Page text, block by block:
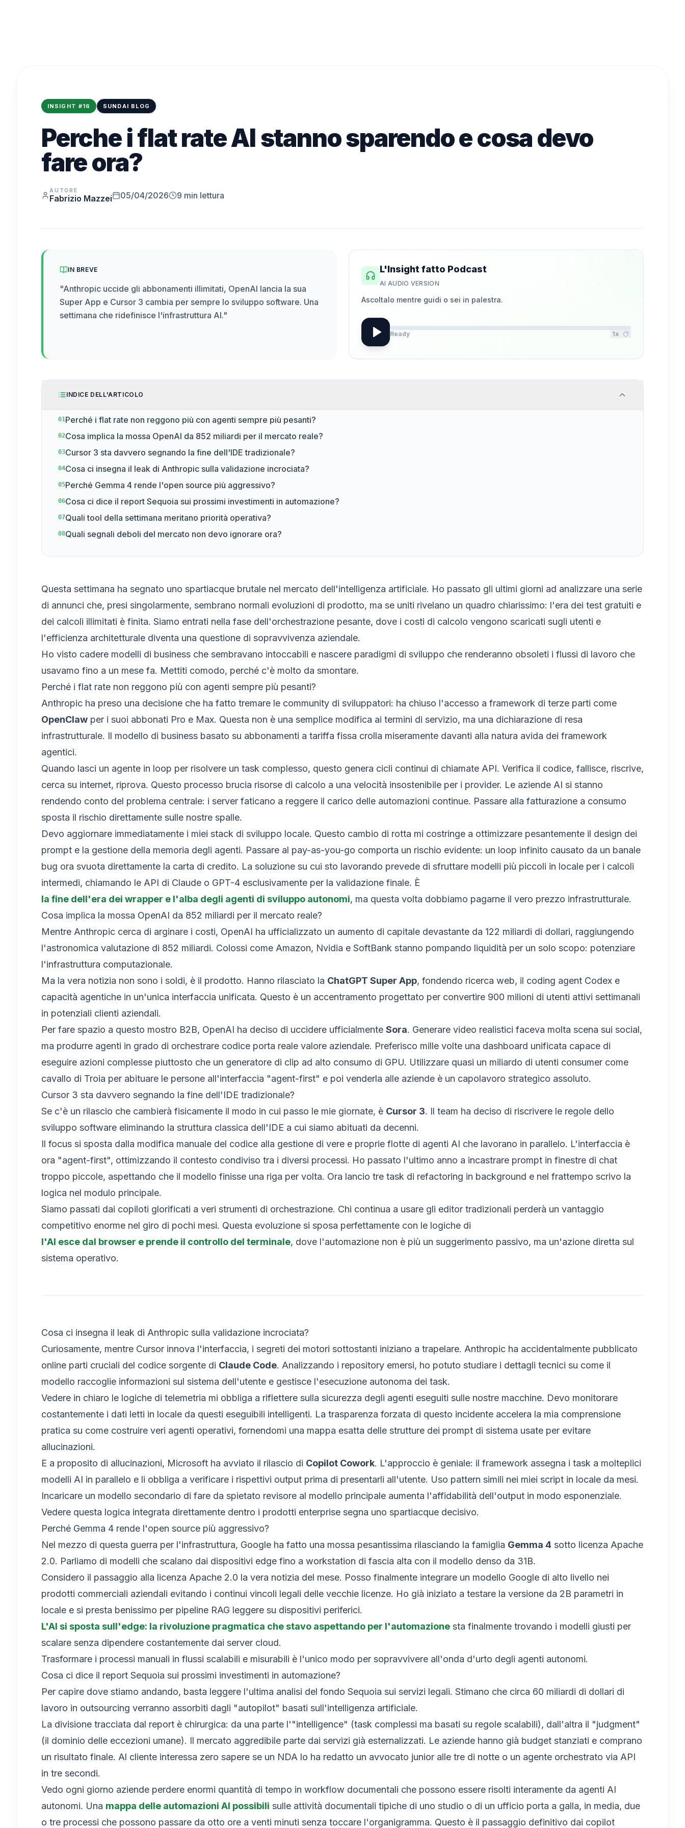
INSIGHT #16 SUNDAI BLOG
Perche i flat rate AI stanno sparendo e cosa devo
fare ora?
AUTORE
Fabrizio Mazzei 05/04/2026 9 min lettura
IN BREVE
"Anthropic uccide gli abbonamenti illimitati, OpenAI lancia la sua
Super App e Cursor 3 cambia per sempre lo sviluppo software. Una
settimana che ridefinisce l'infrastruttura AI."
L'Insight fatto Podcast
AI AUDIO VERSION
Ascoltalo mentre guidi o sei in palestra.
Ready 1x
INDICE DELL'ARTICOLO
01Perché i flat rate non reggono più con agenti sempre più pesanti?
02Cosa implica la mossa OpenAI da 852 miliardi per il mercato reale?
03Cursor 3 sta davvero segnando la fine dell'IDE tradizionale?
04Cosa ci insegna il leak di Anthropic sulla validazione incrociata?
05Perché Gemma 4 rende l'open source più aggressivo?
06Cosa ci dice il report Sequoia sui prossimi investimenti in automazione?
07Quali tool della settimana meritano priorità operativa?
08Quali segnali deboli del mercato non devo ignorare ora?
Questa settimana ha segnato uno spartiacque brutale nel mercato dell'intelligenza artificiale. Ho passato gli ultimi giorni ad analizzare una serie
di annunci che, presi singolarmente, sembrano normali evoluzioni di prodotto, ma se uniti rivelano un quadro chiarissimo: l'era dei test gratuiti e
dei calcoli illimitati è finita. Siamo entrati nella fase dell'orchestrazione pesante, dove i costi di calcolo vengono scaricati sugli utenti e
l'efficienza architetturale diventa una questione di sopravvivenza aziendale.
Ho visto cadere modelli di business che sembravano intoccabili e nascere paradigmi di sviluppo che renderanno obsoleti i flussi di lavoro che
usavamo fino a un mese fa. Mettiti comodo, perché c'è molto da smontare.
Perché i flat rate non reggono più con agenti sempre più pesanti?
Anthropic ha preso una decisione che ha fatto tremare le community di sviluppatori: ha chiuso l'accesso a framework di terze parti come
OpenClaw per i suoi abbonati Pro e Max. Questa non è una semplice modifica ai termini di servizio, ma una dichiarazione di resa
infrastrutturale. Il modello di business basato su abbonamenti a tariffa fissa crolla miseramente davanti alla natura avida dei framework
agentici.
Quando lasci un agente in loop per risolvere un task complesso, questo genera cicli continui di chiamate API. Verifica il codice, fallisce, riscrive,
cerca su internet, riprova. Questo processo brucia risorse di calcolo a una velocità insostenibile per i provider. Le aziende AI si stanno
rendendo conto del problema centrale: i server faticano a reggere il carico delle automazioni continue. Passare alla fatturazione a consumo
sposta il rischio direttamente sulle nostre spalle.
Devo aggiornare immediatamente i miei stack di sviluppo locale. Questo cambio di rotta mi costringe a ottimizzare pesantemente il design dei
prompt e la gestione della memoria degli agenti. Passare al pay-as-you-go comporta un rischio evidente: un loop infinito causato da un banale
bug ora svuota direttamente la carta di credito. La soluzione su cui sto lavorando prevede di sfruttare modelli più piccoli in locale per i calcoli
intermedi, chiamando le API di Claude o GPT-4 esclusivamente per la validazione finale. È
la fine dell'era dei wrapper e l'alba degli agenti di sviluppo autonomi, ma questa volta dobbiamo pagarne il vero prezzo infrastrutturale.
Cosa implica la mossa OpenAI da 852 miliardi per il mercato reale?
Mentre Anthropic cerca di arginare i costi, OpenAI ha ufficializzato un aumento di capitale devastante da 122 miliardi di dollari, raggiungendo
l'astronomica valutazione di 852 miliardi. Colossi come Amazon, Nvidia e SoftBank stanno pompando liquidità per un solo scopo: potenziare
l'infrastruttura computazionale.
Ma la vera notizia non sono i soldi, è il prodotto. Hanno rilasciato la ChatGPT Super App, fondendo ricerca web, il coding agent Codex e
capacità agentiche in un'unica interfaccia unificata. Questo è un accentramento progettato per convertire 900 milioni di utenti attivi settimanali
in potenziali clienti aziendali.
Per fare spazio a questo mostro B2B, OpenAI ha deciso di uccidere ufficialmente Sora. Generare video realistici faceva molta scena sui social,
ma produrre agenti in grado di orchestrare codice porta reale valore aziendale. Preferisco mille volte una dashboard unificata capace di
eseguire azioni complesse piuttosto che un generatore di clip ad alto consumo di GPU. Utilizzare quasi un miliardo di utenti consumer come
cavallo di Troia per abituare le persone all'interfaccia "agent-first" e poi venderla alle aziende è un capolavoro strategico assoluto.
Cursor 3 sta davvero segnando la fine dell'IDE tradizionale?
Se c'è un rilascio che cambierà fisicamente il modo in cui passo le mie giornate, è Cursor 3. Il team ha deciso di riscrivere le regole dello
sviluppo software eliminando la struttura classica dell'IDE a cui siamo abituati da decenni.
Il focus si sposta dalla modifica manuale del codice alla gestione di vere e proprie flotte di agenti AI che lavorano in parallelo. L'interfaccia è
ora "agent-first", ottimizzando il contesto condiviso tra i diversi processi. Ho passato l'ultimo anno a incastrare prompt in finestre di chat
troppo piccole, aspettando che il modello finisse una riga per volta. Ora lancio tre task di refactoring in background e nel frattempo scrivo la
logica nel modulo principale.
Siamo passati dai copiloti glorificati a veri strumenti di orchestrazione. Chi continua a usare gli editor tradizionali perderà un vantaggio
competitivo enorme nel giro di pochi mesi. Questa evoluzione si sposa perfettamente con le logiche di
l'AI esce dal browser e prende il controllo del terminale, dove l'automazione non è più un suggerimento passivo, ma un'azione diretta sul
sistema operativo.
Cosa ci insegna il leak di Anthropic sulla validazione incrociata?
Curiosamente, mentre Cursor innova l'interfaccia, i segreti dei motori sottostanti iniziano a trapelare. Anthropic ha accidentalmente pubblicato
online parti cruciali del codice sorgente di Claude Code. Analizzando i repository emersi, ho potuto studiare i dettagli tecnici su come il
modello raccoglie informazioni sul sistema dell'utente e gestisce l'esecuzione autonoma dei task.
Vedere in chiaro le logiche di telemetria mi obbliga a riflettere sulla sicurezza degli agenti eseguiti sulle nostre macchine. Devo monitorare
costantemente i dati letti in locale da questi eseguibili intelligenti. La trasparenza forzata di questo incidente accelera la mia comprensione
pratica su come costruire veri agenti operativi, fornendomi una mappa esatta delle strutture dei prompt di sistema usate per evitare
allucinazioni.
E a proposito di allucinazioni, Microsoft ha avviato il rilascio di Copilot Cowork. L'approccio è geniale: il framework assegna i task a molteplici
modelli AI in parallelo e li obbliga a verificare i rispettivi output prima di presentarli all'utente. Uso pattern simili nei miei script in locale da mesi.
Incaricare un modello secondario di fare da spietato revisore al modello principale aumenta l'affidabilità dell'output in modo esponenziale.
Vedere questa logica integrata direttamente dentro i prodotti enterprise segna uno spartiacque decisivo.
Perché Gemma 4 rende l'open source più aggressivo?
Nel mezzo di questa guerra per l'infrastruttura, Google ha fatto una mossa pesantissima rilasciando la famiglia Gemma 4 sotto licenza Apache
2.0. Parliamo di modelli che scalano dai dispositivi edge fino a workstation di fascia alta con il modello denso da 31B.
Considero il passaggio alla licenza Apache 2.0 la vera notizia del mese. Posso finalmente integrare un modello Google di alto livello nei
prodotti commerciali aziendali evitando i continui vincoli legali delle vecchie licenze. Ho già iniziato a testare la versione da 2B parametri in
locale e si presta benissimo per pipeline RAG leggere su dispositivi periferici.
L'AI si sposta sull'edge: la rivoluzione pragmatica che stavo aspettando per l'automazione sta finalmente trovando i modelli giusti per
scalare senza dipendere costantemente dai server cloud.
Trasformare i processi manuali in flussi scalabili e misurabili è l'unico modo per sopravvivere all'onda d'urto degli agenti autonomi.
Cosa ci dice il report Sequoia sui prossimi investimenti in automazione?
Per capire dove stiamo andando, basta leggere l'ultima analisi del fondo Sequoia sui servizi legali. Stimano che circa 60 miliardi di dollari di
lavoro in outsourcing verranno assorbiti dagli "autopilot" basati sull'intelligenza artificiale.
La divisione tracciata dal report è chirurgica: da una parte l'"intelligence" (task complessi ma basati su regole scalabili), dall'altra il "judgment"
(il dominio delle eccezioni umane). Il mercato aggredibile parte dai servizi già esternalizzati. Le aziende hanno già budget stanziati e comprano
un risultato finale. Al cliente interessa zero sapere se un NDA lo ha redatto un avvocato junior alle tre di notte o un agente orchestrato via API
in tre secondi.
Vedo ogni giorno aziende perdere enormi quantità di tempo in workflow documentali che possono essere risolti interamente da agenti AI
autonomi. Una mappa delle automazioni AI possibili sulle attività documentali tipiche di uno studio o di un ufficio porta a galla, in media, due
o tre processi che possono passare da otto ore a venti minuti senza toccare l'organigramma. Questo è il passaggio definitivo dai copilot